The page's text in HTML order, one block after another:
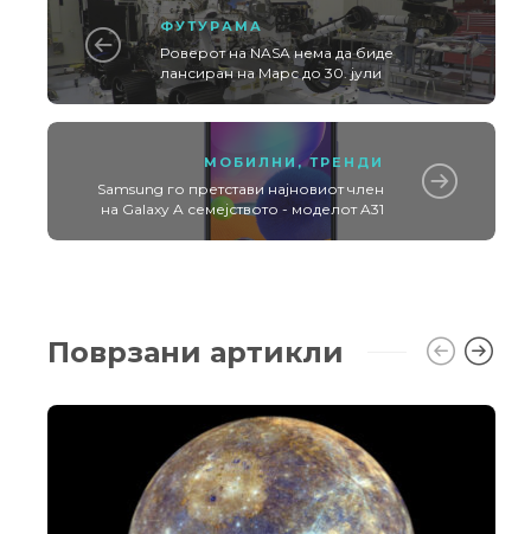
ФУТУРАМА
Роверот на NASA нема да биде
лансиран на Марс до 30. јули
МОБИЛНИ ,ТРЕНДИ
Samsung го претстави најновиот член
на Galaxy A семејството - моделот A31
Поврзани артикли